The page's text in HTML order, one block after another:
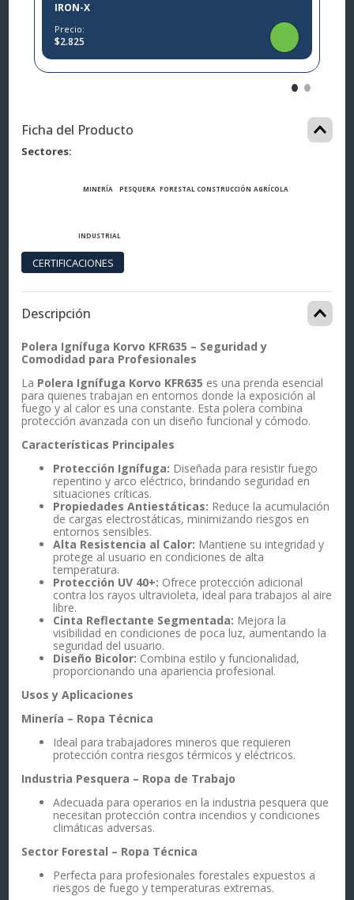
IRON-X
Precio:
$2.825
Ficha del Producto
Sectores
MINERÍA PESQUERA FORESTAL CONSTRUCCIÓN AGRÍCOLA
INDUSTRIAL
Descripción
Polera Ignífuga Korvo KFR635 – Seguridad y
Comodidad para Profesionales
La Polera Ignífuga Korvo KFR635 es una prenda esencial
para quienes trabajan en entornos donde la exposición al
fuego y al calor es una constante. Esta polera combina
protección avanzada con un diseño funcional y cómodo.
Características Principales
Protección Ignífuga: Diseñada para resistir fuego
repentino y arco eléctrico, brindando seguridad en
situaciones críticas.
Propiedades Antiestáticas: Reduce la acumulación
de cargas electrostáticas, minimizando riesgos en
entornos sensibles.
Alta Resistencia al Calor: Mantiene su integridad y
protege al usuario en condiciones de alta
temperatura.
Protección UV 40+: Ofrece protección adicional
contra los rayos ultravioleta, ideal para trabajos al aire
libre.
Cinta Reflectante Segmentada: Mejora la
visibilidad en condiciones de poca luz, aumentando la
seguridad del usuario.
Diseño Bicolor: Combina estilo y funcionalidad,
proporcionando una apariencia profesional.
Usos y Aplicaciones
Minería – Ropa Técnica
Ideal para trabajadores mineros que requieren
protección contra riesgos térmicos y eléctricos.
Industria Pesquera – Ropa de Trabajo
Adecuada para operarios en la industria pesquera que
necesitan protección contra incendios y condiciones
climáticas adversas.
Sector Forestal – Ropa Técnica
Perfecta para profesionales forestales expuestos a
riesgos de fuego y temperaturas extremas.